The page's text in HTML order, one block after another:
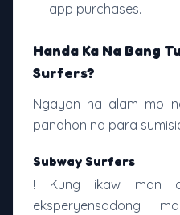
app purchases.
Handa Ka Na Bang
Surfers?
Ngayon na alam mo
panahon na para
Subway Surfers
! Kung ikaw man
eksperyensadong